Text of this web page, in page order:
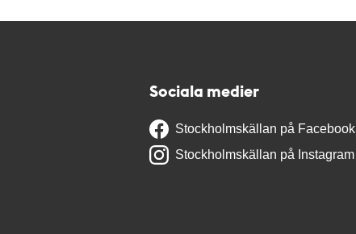
Sociala medier
Stockholmskällan på Facebook
Stockholmskällan på Instagram